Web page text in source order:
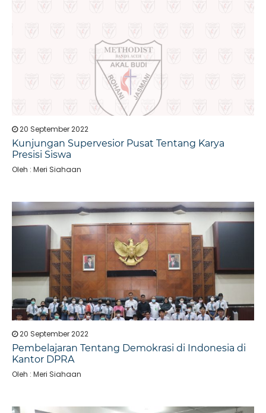
20 September 2022
Kunjungan Supervesior Pusat Tentang Karya
Presisi Siswa
Oleh : Meri Siahaan
20 September 2022
Pembelajaran Tentang Demokrasi di Indonesia di
Kantor DPRA
Oleh : Meri Siahaan